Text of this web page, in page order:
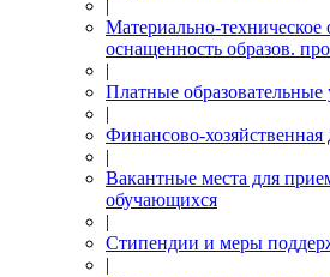
|
Материально-техническое
оснащенность образов.
|
Платные образовательные
|
Финансово-хозяйственная
|
Вакантные места для
обучающихся
|
Стипендии и меры
|